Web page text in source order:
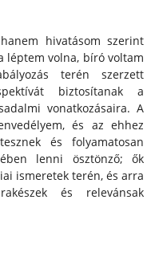
hivatásom szerint
léptem volna, bíró voltam
terén szerzett
biztosítanak a
vonatkozásaira. A
és az ehhez
és folyamatosan
lenni ösztönző; ők
ismeretek terén, és arra
és relevánsak